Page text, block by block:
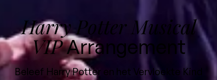
Harry Potter Musical
VIPArrangement
Beleef Harry Potter en het Vervloekte Kind